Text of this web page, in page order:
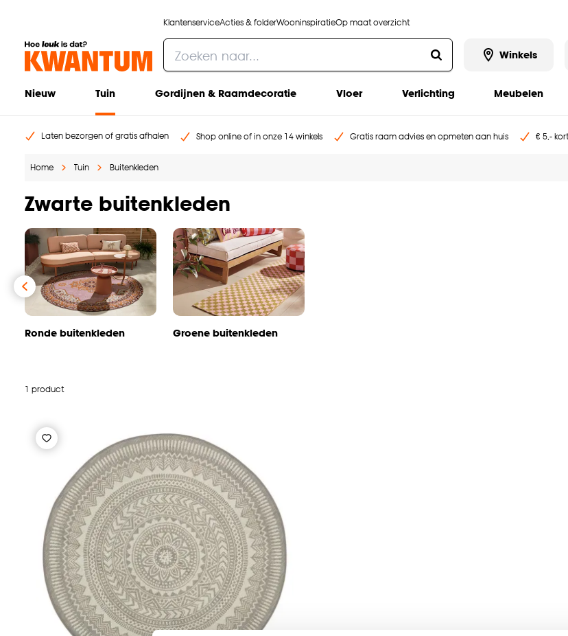
KlantenserviceActies & folderWooninspiratieOp maat overzicht
Winkels
Nieuw Tuin Gordijnen & Raamdecoratie Vloer Verlichting Meubelen
Laten bezorgen of gratis afhalen Shop online of in onze 14 winkels Gratis raam advies en opmeten aan huis € 5,-
Home Tuin Buitenkleden
Zwarte buitenkleden
Ronde buitenkleden Groene buitenkleden
1 product